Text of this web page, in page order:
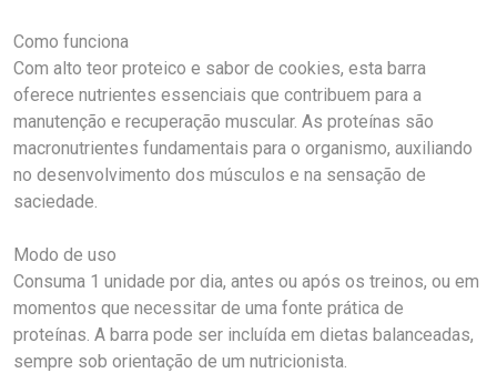
Como funciona
Com alto teor proteico e sabor de cookies, esta barra
oferece nutrientes essenciais que contribuem para a
manutenção e recuperação muscular. As proteínas são
macronutrientes fundamentais para o organismo, auxiliando
no desenvolvimento dos músculos e na sensação de
saciedade.
Modo de uso
Consuma 1 unidade por dia, antes ou após os treinos, ou em
momentos que necessitar de uma fonte prática de
proteínas. A barra pode ser incluída em dietas balanceadas,
sempre sob orientação de um nutricionista.